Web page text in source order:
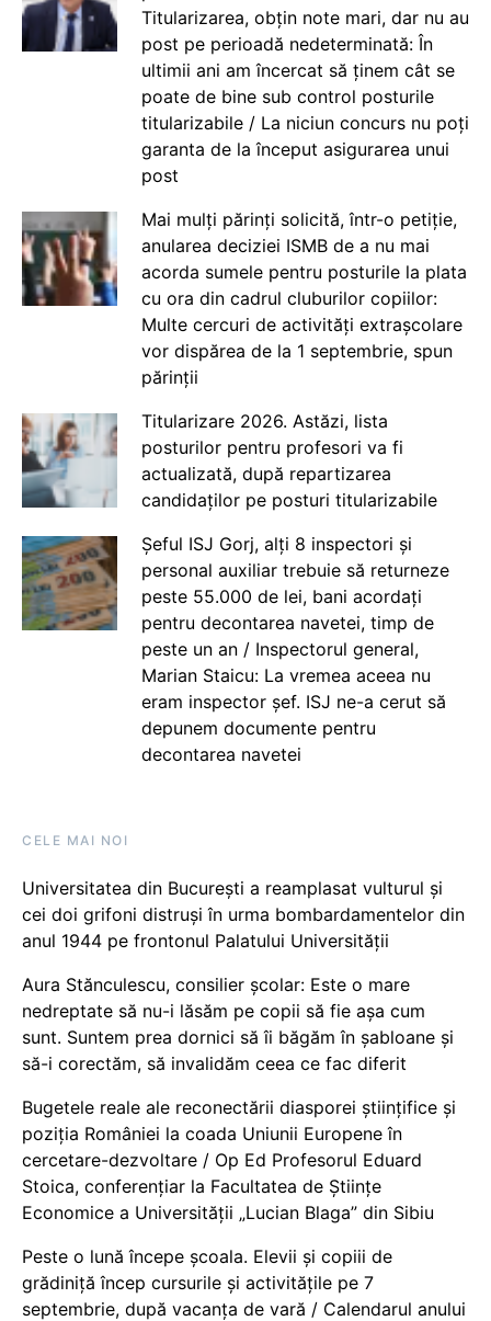
Titularizarea, obțin note mari, dar nu au
post pe perioadă nedeterminată: În
ultimii ani am încercat să ținem cât se
poate de bine sub control posturile
titularizabile / La niciun concurs nu poți
garanta de la început asigurarea unui
post
Mai mulți părinți solicită, într-o petiție,
anularea deciziei ISMB de a nu mai
acorda sumele pentru posturile la plata
cu ora din cadrul cluburilor copiilor:
Multe cercuri de activități extrașcolare
vor dispărea de la 1 septembrie, spun
părinții
Titularizare 2026. Astăzi, lista
posturilor pentru profesori va fi
actualizată, după repartizarea
candidaților pe posturi titularizabile
Șeful ISJ Gorj, alți 8 inspectori și
personal auxiliar trebuie să returneze
peste 55.000 de lei, bani acordați
pentru decontarea navetei, timp de
peste un an / Inspectorul general,
Marian Staicu: La vremea aceea nu
eram inspector șef. ISJ ne-a cerut să
depunem documente pentru
decontarea navetei
CELE MAI NOI
Universitatea din București a reamplasat vulturul și
cei doi grifoni distruși în urma bombardamentelor din
anul 1944 pe frontonul Palatului Universității
Aura Stănculescu, consilier școlar: Este o mare
nedreptate să nu-i lăsăm pe copii să fie așa cum
sunt. Suntem prea dornici să îi băgăm în șabloane și
să-i corectăm, să invalidăm ceea ce fac diferit
Bugetele reale ale reconectării diasporei științifice și
poziția României la coada Uniunii Europene în
cercetare-dezvoltare / Op Ed Profesorul Eduard
Stoica, conferențiar la Facultatea de Științe
Economice a Universității „Lucian Blaga” din Sibiu
Peste o lună începe școala. Elevii și copiii de
grădiniță încep cursurile și activitățile pe 7
septembrie, după vacanța de vară / Calendarul anului